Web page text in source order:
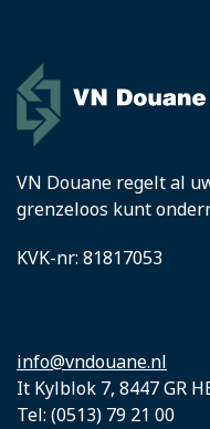
VN Douane regelt al
grenzeloos kunt
KVK-nr: 81817053
info@vndouane.nl
It Kylblok 7, 8447 GR
Tel: (0513) 79 21 00